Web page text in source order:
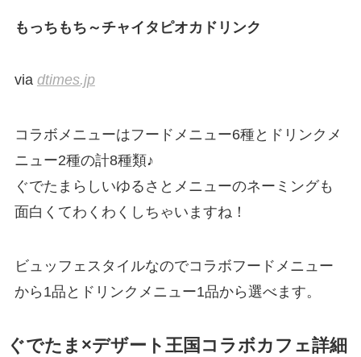
もっちもち～チャイタピオカドリンク
via dtimes.jp
コラボメニューはフードメニュー6種とドリンクメ
ニュー2種の計8種類♪
ぐでたまらしいゆるさとメニューのネーミングも
面白くてわくわくしちゃいますね！
ビュッフェスタイルなのでコラボフードメニュー
から1品とドリンクメニュー1品から選べます。
ぐでたま×デザート王国コラボカフェ詳細